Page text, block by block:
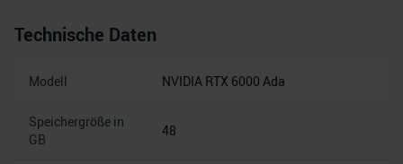
Technische Daten
Modell NVIDIA RTX 6000 Ada
Speichergröße in
GB
48